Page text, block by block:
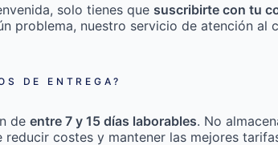
solo tienes que suscribirte con tu
problema, nuestro servicio de atención al
DE ENTREGA?
deentre 7 y 15 días laborables. No
costes y mantener las mejores